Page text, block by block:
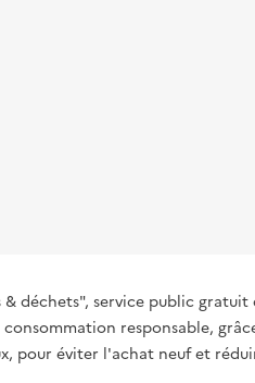
déchets", service public gratuit
responsable,
pour éviter l'achat neuf et